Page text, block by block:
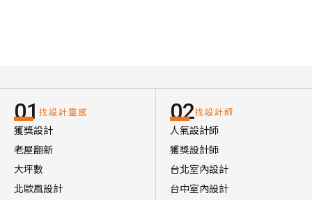
01 找設計靈感
獲獎設計
老屋翻新
大坪數
北歐風設計
02找設計師
人氣設計師
獲獎設計師
台北室內設計
台中室內設計